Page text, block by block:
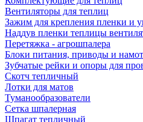
Вентиляторы для теплиц
Зажим для крепления пленки и
Наддув пленки теплицы
Перетяжка - агрошпалера
Блоки питания, приводы и
Зубчатые рейки и опоры для
Скотч тепличный
Лотки для матов
Туманообразователи
Сетка шпалерная
Шпагат тепличный